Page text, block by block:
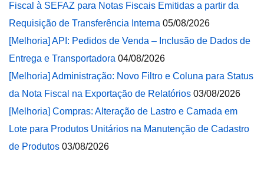
Fiscal à SEFAZ para Notas Fiscais Emitidas a partir da
Requisição de Transferência Interna 05/08/2026
[Melhoria] API: Pedidos de Venda – Inclusão de Dados de
Entrega e Transportadora 04/08/2026
[Melhoria] Administração: Novo Filtro e Coluna para Status
da Nota Fiscal na Exportação de Relatórios 03/08/2026
[Melhoria] Compras: Alteração de Lastro e Camada em
Lote para Produtos Unitários na Manutenção de Cadastro
de Produtos 03/08/2026